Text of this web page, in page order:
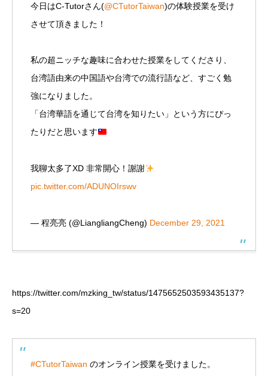
今日はC-Tutorさん(@CTutorTaiwan)の体験授業を受け
させて頂きました！
私の超ニッチな趣味に合わせた授業をしてくださり、
台湾語由来の中国語や台湾での流行語など、すごく勉
強になりました。
「台湾華語を通じて台湾を知りたい」という方にぴっ
たりだと思います
我聊太多了XD 非常開心！謝謝
pic.twitter.com/ADUNOIrswv
— 程亮亮 (@LiangliangCheng) December 29, 2021
https://twitter.com/mzking_tw/status/1475652503593435137?
s=20
#CTutorTaiwan のオンライン授業を受けました。